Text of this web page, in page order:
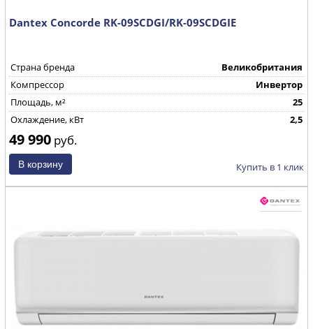
Dantex Concorde RK-09SCDGI/RK-09SCDGIE
Страна бренда
Великобритания
Компрессор
Инвертор
Площадь, м²
25
Охлаждение, кВт
2,5
49 990 руб.
Купить в 1 клик